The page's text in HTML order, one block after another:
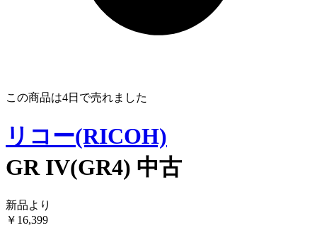
この商品は4日 で売れました
リコー(RICOH)
GR IV(GR4) 中古
新品より
￥ 16,399